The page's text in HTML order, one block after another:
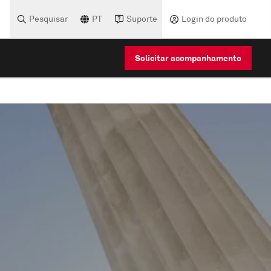
Pesquisar PT Suporte Login do produto
Solicitar acompanhamento